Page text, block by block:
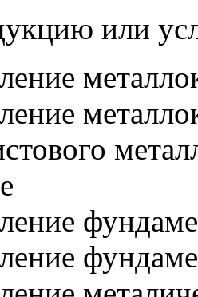
или